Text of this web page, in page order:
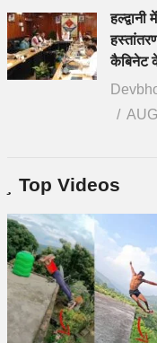
हल्द्वानी
कैबिनेट
Top Videos